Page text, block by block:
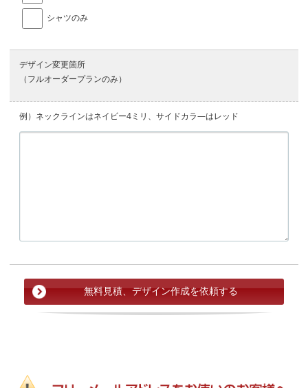
シャツのみ
デザイン変更箇所
（フルオーダープランのみ）
例）ネックラインはネイビー4ミリ、サイドカラ―はレッド